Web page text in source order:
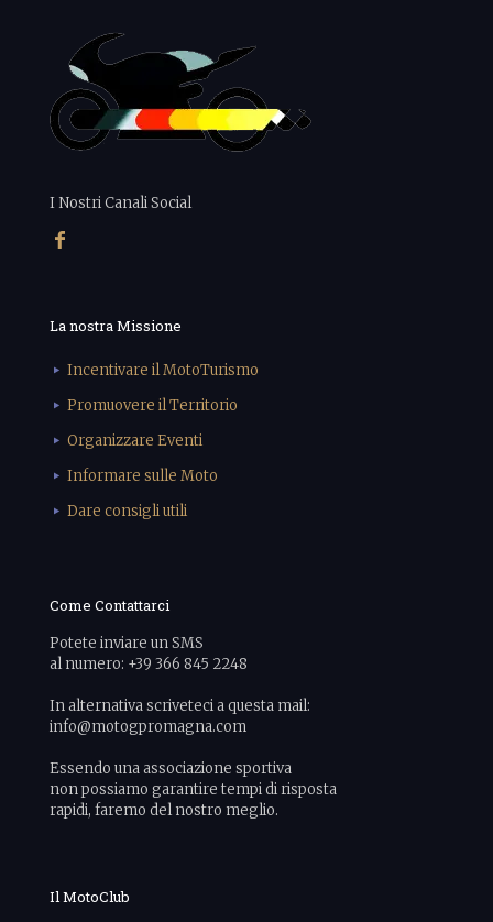
I Nostri Canali Social
La nostra Missione
Incentivare il MotoTurismo
Promuovere il Territorio
Organizzare Eventi
Informare sulle Moto
Dare consigli utili
Come Contattarci
Potete inviare un SMS
al numero: +39 366 845 2248
In alternativa scriveteci a questa mail:
info@motogpromagna.com
Essendo una associazione sportiva
non possiamo garantire tempi di risposta
rapidi, faremo del nostro meglio.
Il MotoClub